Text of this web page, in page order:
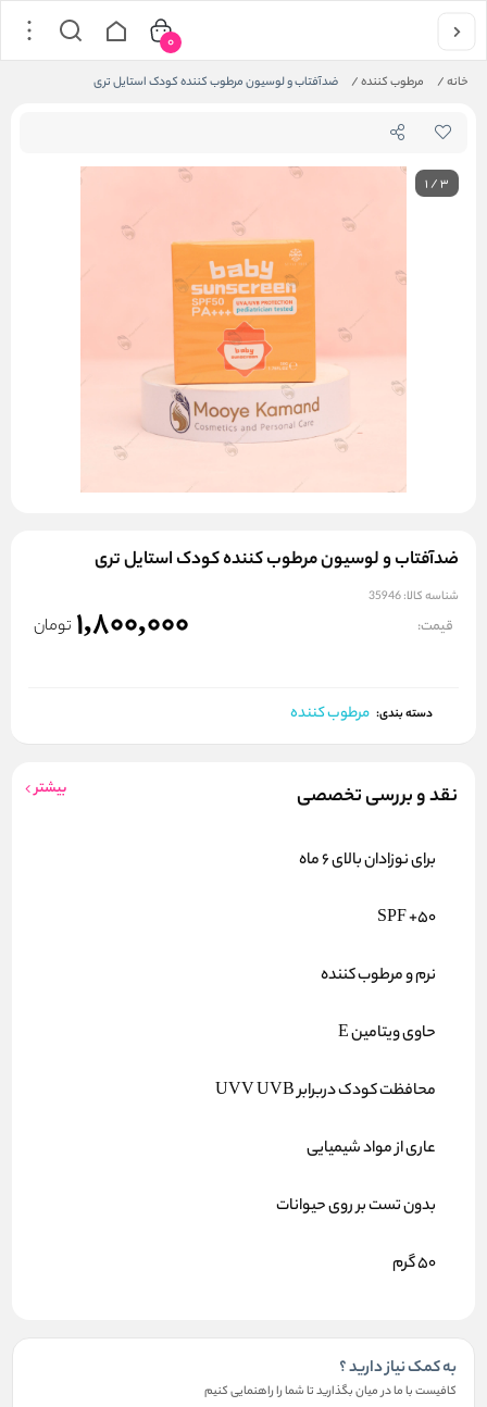
خانه/ مرطوب کننده/ ضدآفتاب و لوسیون مرطوب کننده کودک استایل تری
0
1/3
ضدآفتاب و لوسیون مرطوب کننده کودک استایل تری
شناسه کالا:35946
قیمت: 1,800,000 تومان
دسته بندی: مرطوب کننده
نقد و بررسی تخصصی بیشتر
برای نوزادان بالای 6 ماه
SPF +50
نرم و مرطوب کننده
حاوی ویتامین E
محافظت کودک دربرابر UVV UVB
عاری از مواد شیمیایی
بدون تست بر روی حیوانات
50 گرم
به کمک نیاز دارید ؟
کافیست با ما در میان بگذارید تا شما را راهنمایی کنیم